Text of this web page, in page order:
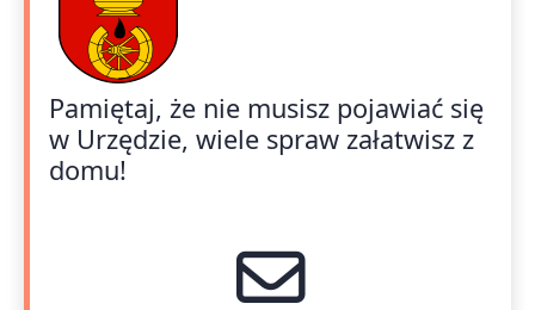
Pamiętaj, że nie musisz pojawiać się
w Urzędzie, wiele spraw załatwisz z
domu!